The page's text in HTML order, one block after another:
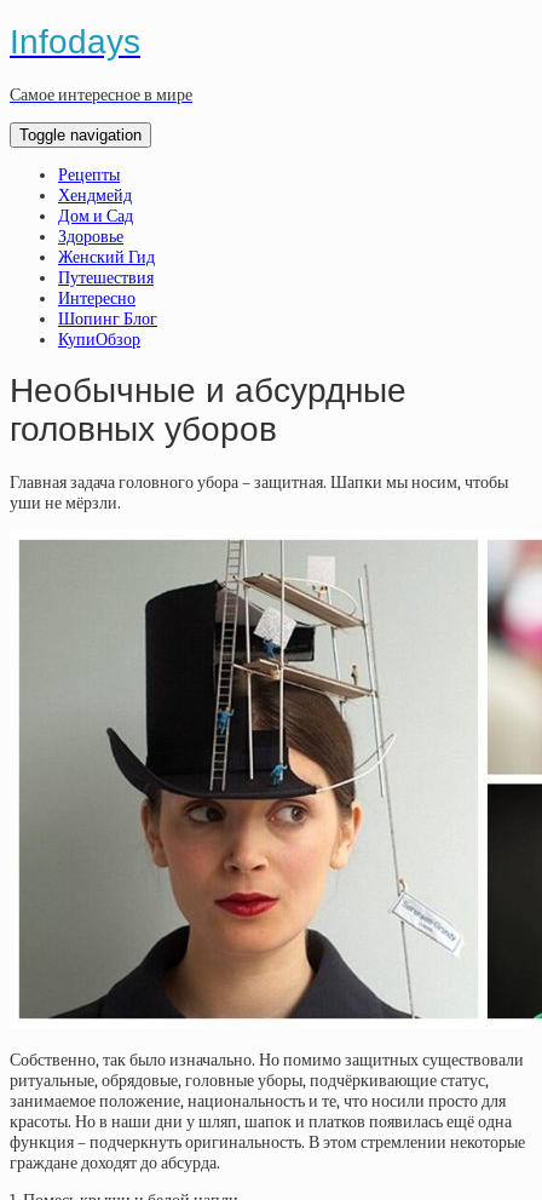
Infodays
Самое интересное в мире
Toggle navigation
Рецепты
Хендмейд
Дом и Сад
Здоровье
Женский Гид
Путешествия
Интересно
Шопинг Блог
КупиОбзор
Необычные и абсурдные
головных уборов
Главная задача головного убора – защитная. Шапки мы носим, чтобы
уши не мёрзли.
Собственно, так было изначально. Но помимо защитных существовали
ритуальные, обрядовые, головные уборы, подчёркивающие статус,
занимаемое положение, национальность и те, что носили просто для
красоты. Но в наши дни у шляп, шапок и платков появилась ещё одна
функция – подчеркнуть оригинальность. В этом стремлении некоторые
граждане доходят до абсурда.